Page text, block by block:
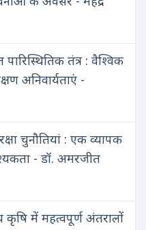
तंत्र : वैश्विक
अनिवार्यताएं -
चुनौतियां : एक व्यापक
- डॉ. अमरजीत
में महत्वपूर्ण अंतरालों